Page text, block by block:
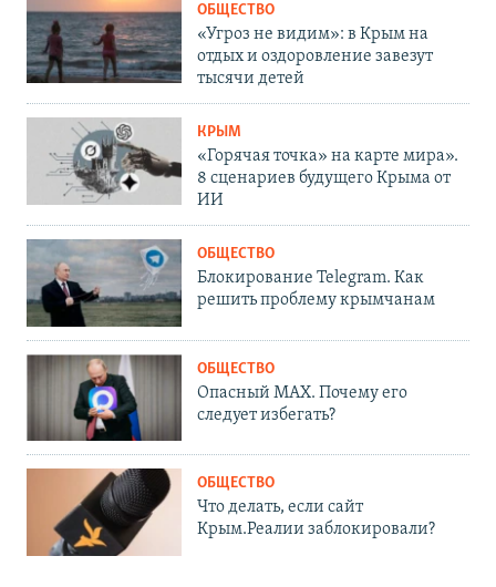
ОБЩЕСТВО
«Угроз не видим»: в Крым на
отдых и оздоровление завезут
тысячи детей
КРЫМ
«Горячая точка» на карте мира».
8 сценариев будущего Крыма от
ИИ
ОБЩЕСТВО
Блокирование Telegram. Как
решить проблему крымчанам
ОБЩЕСТВО
Опасный MAX. Почему его
следует избегать?
ОБЩЕСТВО
Что делать, если сайт
Крым.Реалии заблокировали?